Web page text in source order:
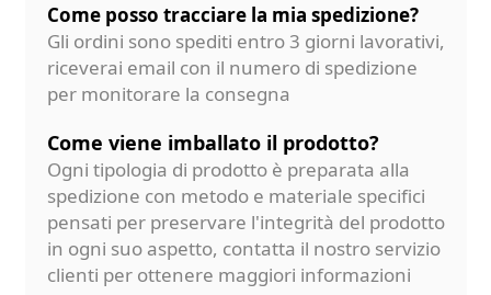
Come posso tracciare la mia spedizione?
Gli ordini sono spediti entro 3 giorni lavorativi,
riceverai email con il numero di spedizione
per monitorare la consegna
Come viene imballato il prodotto?
Ogni tipologia di prodotto è preparata alla
spedizione con metodo e materiale specifici
pensati per preservare l'integrità del prodotto
in ogni suo aspetto, contatta il nostro servizio
clienti per ottenere maggiori informazioni